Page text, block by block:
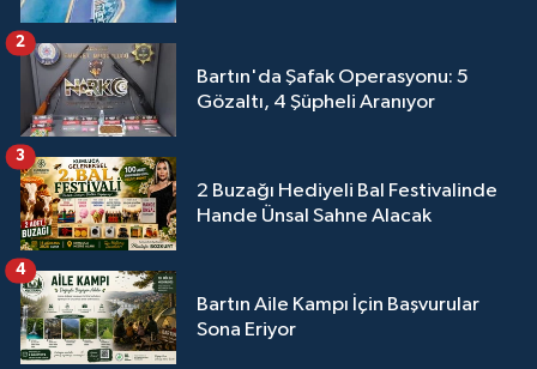
Bartın'da Şafak Operasyonu: 5
Gözaltı, 4 Şüpheli Aranıyor
2
2 Buzağı Hediyeli Bal Festivalinde
Hande Ünsal Sahne Alacak
3
Bartın Aile Kampı İçin Başvurular
Sona Eriyor
4